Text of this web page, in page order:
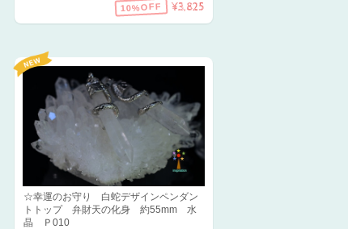
10%OFF ¥3,825
☆幸運のお守り 白蛇デザインペンダン
トトップ 弁財天の化身 約55mm 水
晶 Ｐ010